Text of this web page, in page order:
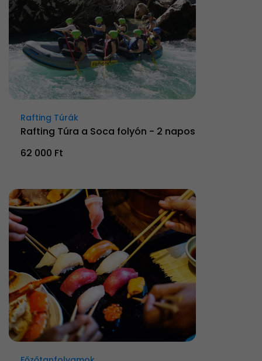
Rafting Túrák
Rafting Túra a Soca folyón - 2 napos
62 000 Ft